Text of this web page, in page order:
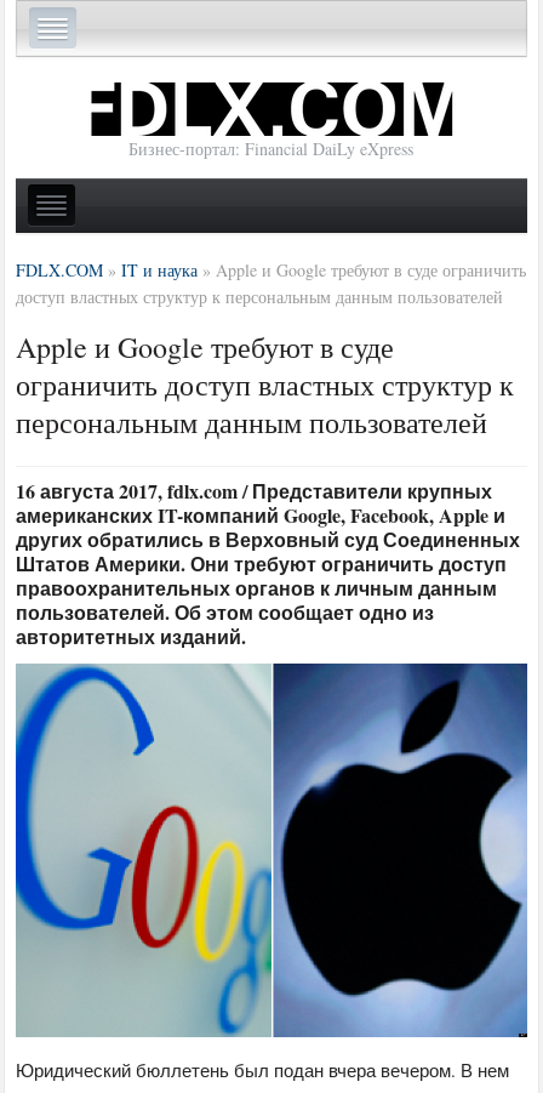
Бизнес-портал: Financial DaiLy eXpress
FDLX.COM »IT и наука » Apple и Google требуют в суде ограничить
доступ властных структур к персональным данным пользователей
Apple и Google требуют в суде
ограничить доступ властных структур к
персональным данным пользователей
16 августа 2017, fdlx.com / Представители крупных
американских IT-компаний Google, Facebook, Apple и
других обратились в Верховный суд Соединенных
Штатов Америки. Они требуют ограничить доступ
правоохранительных органов к личным данным
пользователей. Об этом сообщает одно из
авторитетных изданий.
Юридический бюллетень был подан вчера вечером. В нем